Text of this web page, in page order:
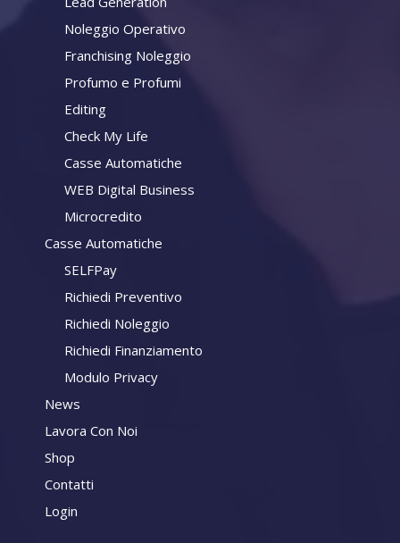
Noleggio Operativo
Franchising Noleggio
Profumo e Profumi
Editing
Check My Life
Casse Automatiche
WEB Digital Business
Microcredito
Casse Automatiche
SELFPay
Richiedi Preventivo
Richiedi Noleggio
Richiedi Finanziamento
Modulo Privacy
News
Lavora Con Noi
Shop
Contatti
Login